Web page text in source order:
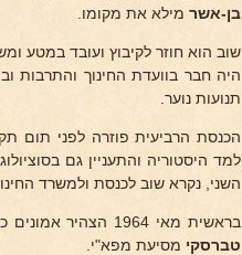
בן-אשר מילא את מקומו.
היה חבר בוועדת החינוך והתרבות
תנועות נוער.
הכנסת הרביעית פוזרה לפני תום
למד היסטוריה והתעניין גם
השני, נקרא שוב לכנסת ולמשרד
בראשית מאי 1964 הצהיר אמונים כחבר כנסת ותפס את המקום שהתפנה עם מותה של חברת הכנסת
טברסקי מסיעת מפא"י.